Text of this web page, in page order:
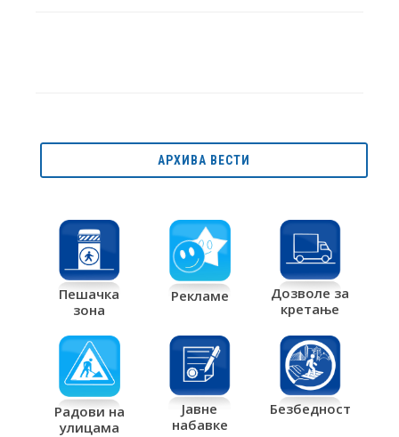
АРХИВА ВЕСТИ
Пешачка
зона
Рекламе
Дозволе за
кретање
Радови на
улицама
Јавне
набавке
Безбедност